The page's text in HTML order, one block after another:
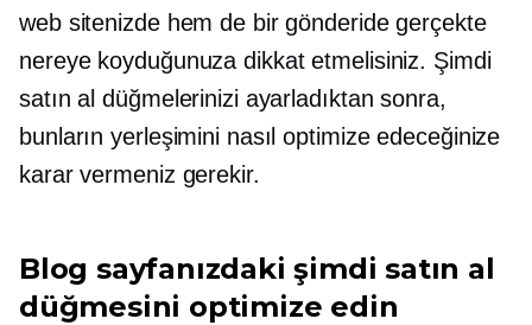
web sitenizde hem de bir gönderide gerçekte
nereye koyduğunuza dikkat etmelisiniz. Şimdi
satın al düğmelerinizi ayarladıktan sonra,
bunların yerleşimini nasıl optimize edeceğinize
karar vermeniz gerekir.
Blog sayfanızdaki şimdi satın al
düğmesini optimize edin